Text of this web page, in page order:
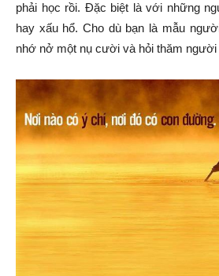
phải học rồi. Đặc biệt là với những
hay xấu hổ. Cho dù bạn là mẫu
nhớ nở một nụ cười và hỏi thăm người